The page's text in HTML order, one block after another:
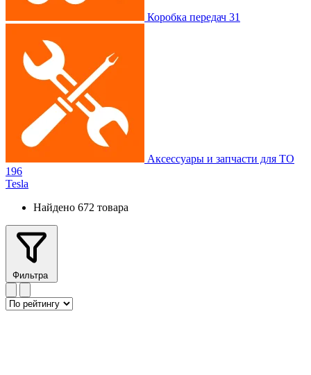
Коробка передач 31
Аксессуары и запчасти для ТО
196
Tesla
Найдено 672 товара
Фильтра